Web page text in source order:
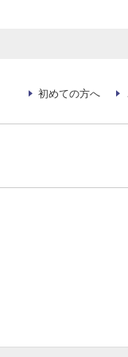
初めての方へ